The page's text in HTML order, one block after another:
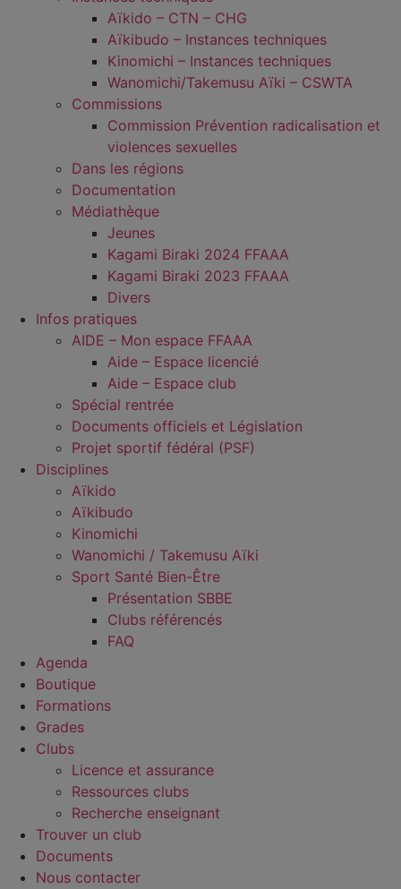
Aïkido – CTN – CHG
Aïkibudo – Instances techniques
Kinomichi – Instances techniques
Wanomichi/Takemusu Aïki – CSWTA
Commissions
Commission Prévention radicalisation et
violences sexuelles
Dans les régions
Documentation
Médiathèque
Jeunes
Kagami Biraki 2024 FFAAA
Kagami Biraki 2023 FFAAA
Divers
Infos pratiques
AIDE – Mon espace FFAAA
Aide – Espace licencié
Aide – Espace club
Spécial rentrée
Documents officiels et Législation
Projet sportif fédéral (PSF)
Disciplines
Aïkido
Aïkibudo
Kinomichi
Wanomichi / Takemusu Aïki
Sport Santé Bien-Être
Présentation SBBE
Clubs référencés
FAQ
Agenda
Boutique
Formations
Grades
Clubs
Licence et assurance
Ressources clubs
Recherche enseignant
Trouver un club
Documents
Nous contacter